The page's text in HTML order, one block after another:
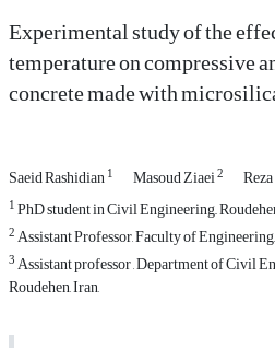
Experimental study of the
temperature on compressive
concrete made with
Saeid Rashidian1 Masoud Ziaei2
1PhD student in Civil Engineering,,
2Assistant Professor, Faculty of
3Assistant professor , Department of Civil
Roudehen, Iran,